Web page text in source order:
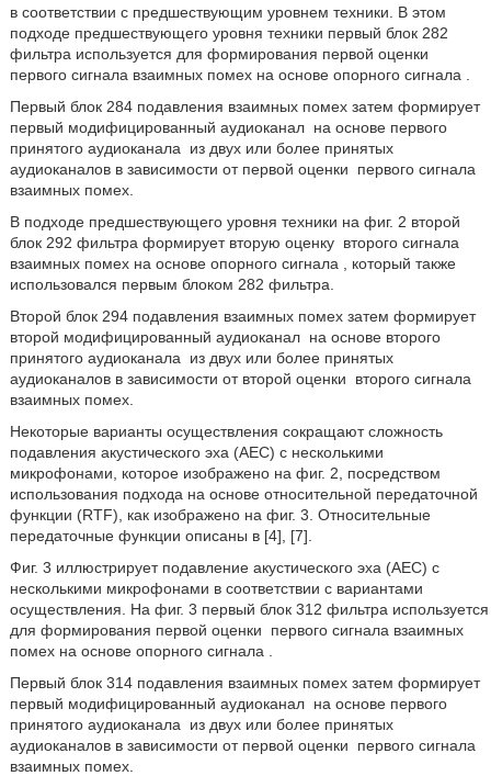
в соответствии с предшествующим уровнем техники. В этом
подходе предшествующего уровня техники первый блок 282
фильтра используется для формирования первой оценки
первого сигнала взаимных помех на основе опорного сигнала
Первый блок 284 подавления взаимных помех затем формирует
первый модифицированный аудиоканал на основе первого
принятого аудиоканала
из двух или более принятых
аудиоканалов в зависимости от первой оценки
первого сигнала
взаимных помех.
В подходе предшествующего уровня техники на фиг. 2 второй
блок 292 фильтра формирует вторую оценку второго сигнала
взаимных помех на основе опорного сигнала
, который также
использовался первым блоком 282 фильтра.
Второй блок 294 подавления взаимных помех затем формирует
второй модифицированный аудиоканал на основе второго
принятого аудиоканала
из двух или более принятых
аудиоканалов в зависимости от второй оценки
второго сигнала
взаимных помех.
Некоторые варианты осуществления сокращают сложность
подавления акустического эха (AEC) с несколькими
микрофонами, которое изображено на фиг. 2, посредством
использования подхода на основе относительной передаточной
функции (RTF), как изображено на фиг. 3. Относительные
передаточные функции описаны в [4], [7].
Фиг. 3 иллюстрирует подавление акустического эха (AEC) с
несколькими микрофонами в соответствии с вариантами
осуществления. На фиг. 3 первый блок 312 фильтра используется
для формирования первой оценки
первого сигнала взаимных
помех на основе опорного сигнала
Первый блок 314 подавления взаимных помех затем формирует
первый модифицированный аудиоканал на основе первого
принятого аудиоканала
из двух или более принятых
аудиоканалов в зависимости от первой оценки
первого сигнала
взаимных помех.